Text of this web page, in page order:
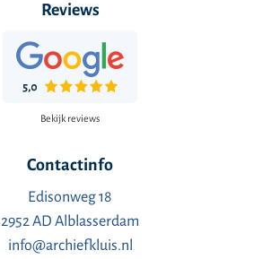
Reviews
Bekijk reviews
Contactinfo
Edisonweg 18
2952 AD Alblasserdam
info@archiefkluis.nl